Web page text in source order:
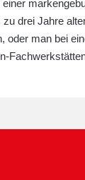
drei Jahre
oder man bei